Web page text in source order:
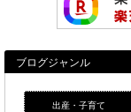
ブログジャンル
出産・子育て